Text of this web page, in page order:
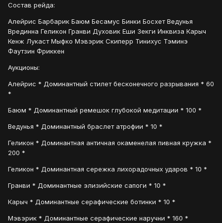
Состав рейда:
Алейрис Барбарик Баюм Бесамус Бинки Босхет Ведунья
Врединна Геликон Гранви Духовик Еши Зекги Инквиза Карыч
Кенж Лукаст Мыфко Мэвэрик Скиперр Тинихус Тэминэ
Фаутзин Фриккен
Аукционы:
Алейрис * Доминантный стилет бесконечного разрывания * 60
*
Баюм * Доминантный ремешок глубокой медитации * 100 *
Ведунья * Доминантный браслет атрофии * 10 *
Геликон * Доминантная античная окаменелая пивная кружка *
200 *
Геликон * Доминантная сережка лихорадочных ударов * 10 *
Гранви * Доминантные элизийские сапоги * 10 *
Карыч * Доминантные серафические ботинки * 10 *
Мэвэрик * Доминантные серафические наручни * 160 *